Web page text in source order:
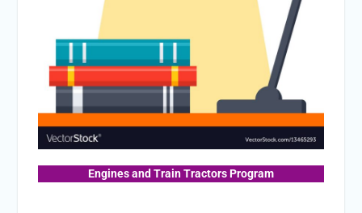
Engines and Train Tractors Program